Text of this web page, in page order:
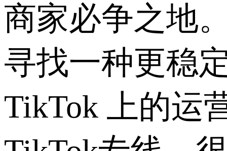
商家必争之地
寻找一种更稳
TikTok 上的运